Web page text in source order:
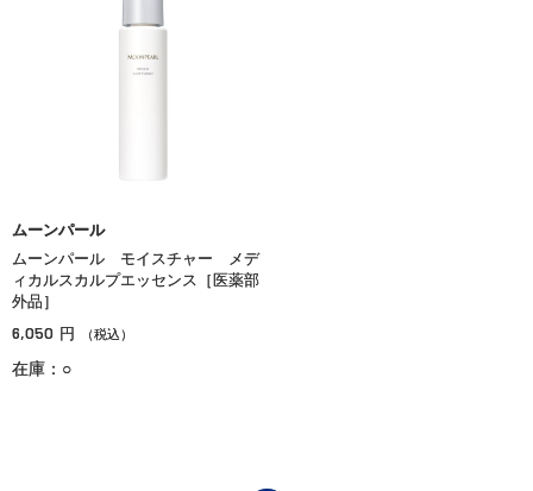
ムーンパール
ムーンパール モイスチャー メデ
ィカルスカルプエッセンス［医薬部
外品］
6,050 円 （税込）
在庫：○